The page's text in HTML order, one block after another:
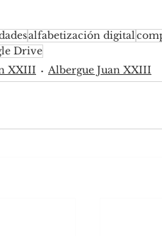
alfabetización digital
Drive
XXIII
Albergue Juan XXIII